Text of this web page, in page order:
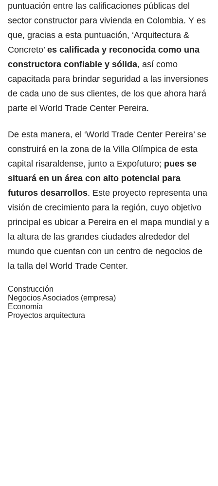
puntuación entre las calificaciones públicas del
sector constructor para vivienda en Colombia. Y es
que, gracias a esta puntuación, ‘Arquitectura &
Concreto’ es calificada y reconocida como una
constructora confiable y sólida, así como
capacitada para brindar seguridad a las inversiones
de cada uno de sus clientes, de los que ahora hará
parte el World Trade Center Pereira.
De esta manera, el ‘World Trade Center Pereira’ se
construirá en la zona de la Villa Olímpica de esta
capital risaraldense, junto a Expofuturo; pues se
situará en un área con alto potencial para
futuros desarrollos. Este proyecto representa una
visión de crecimiento para la región, cuyo objetivo
principal es ubicar a Pereira en el mapa mundial y a
la altura de las grandes ciudades alrededor del
mundo que cuentan con un centro de negocios de
la talla del World Trade Center.
Construcción
Negocios Asociados (empresa)
Economía
Proyectos arquitectura